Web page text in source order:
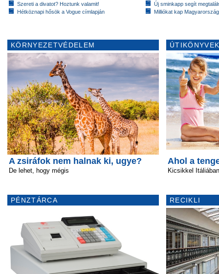
Szereti a divatot? Hoztunk valamit!
Hétköznapi hősök a Vogue címlapján
Új sminkapp segít
Milliókat kap
KÖRNYEZETVÉDELEM
A zsiráfok nem halnak ki, ugye?
De lehet, hogy mégis
PÉNZTÁRCA
Ahol a
Kicsikkel Itáliában
RECIKLI